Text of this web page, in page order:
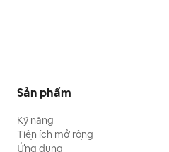
Sản phẩm
Kỹ năng
Tiện ích mở rộng
Ứng dụng